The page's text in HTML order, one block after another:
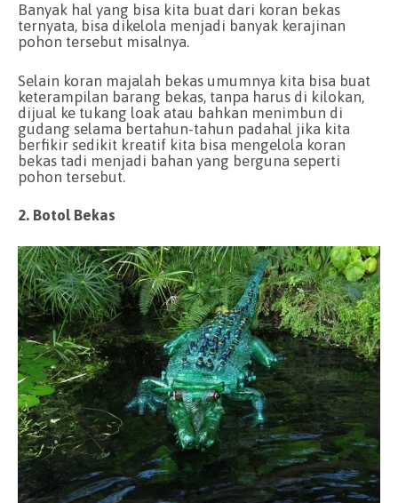
Banyak hal yang bisa kita buat dari koran bekas
ternyata, bisa dikelola menjadi banyak kerajinan
pohon tersebut misalnya.
Selain koran majalah bekas umumnya kita bisa buat
keterampilan barang bekas, tanpa harus di kilokan,
dijual ke tukang loak atau bahkan menimbun di
gudang selama bertahun-tahun padahal jika kita
berfikir sedikit kreatif kita bisa mengelola koran
bekas tadi menjadi bahan yang berguna seperti
pohon tersebut.
2. Botol Bekas